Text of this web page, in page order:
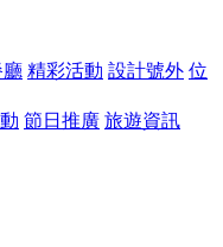
廳 精彩活動 設計號外 位
節日推廣 旅遊資訊